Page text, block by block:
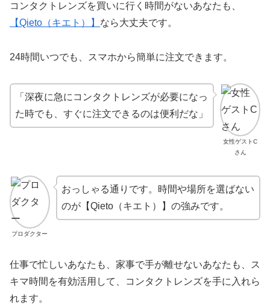
コンタクトレンズを買いに行く時間がないあなたも、
【Qieto（キエト）】 なら大丈夫です。
24時間いつでも、スマホから簡単に注文できます。
女性ゲストC
さん
「深夜に急にコンタクトレンズが必要になっ
た時でも、すぐに注文できるのは便利だな」
プロダクター
おっしゃる通りです。時間や場所を選ばない
のが【Qieto（キエト）】の強みです。
仕事で忙しいあなたも、家事で手が離せないあなたも、ス
キマ時間を有効活用して、コンタクトレンズを手に入れら
れます。